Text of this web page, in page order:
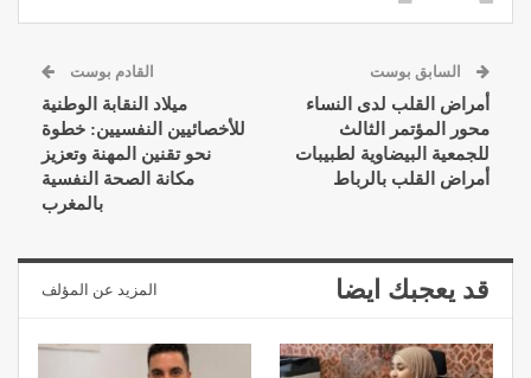
السابق بوست
أمراض القلب لدى النساء
محور المؤتمر الثالث
للجمعية البيضاوية لطبيبات
أمراض القلب بالرباط
القادم بوست
ميلاد النقابة الوطنية
للأخصائيين النفسيين: خطوة
نحو تقنين المهنة وتعزيز
مكانة الصحة النفسية
بالمغرب
قد يعجبك ايضا المزيد عن المؤلف